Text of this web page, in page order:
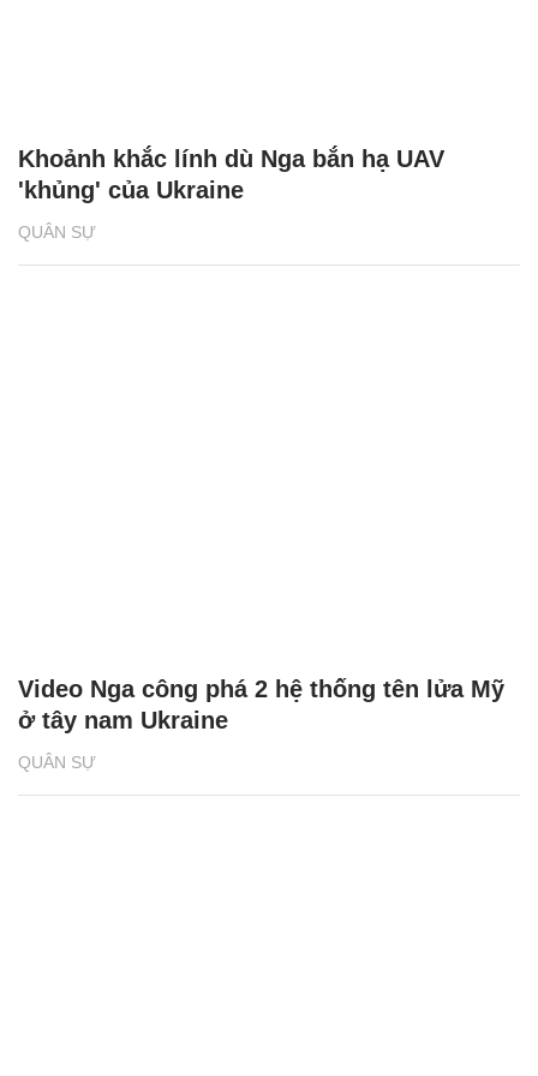
QUÂN SỰ
Khoảnh khắc lính dù Nga bắn hạ UAV
'khủng' của Ukraine
QUÂN SỰ
Video Nga công phá 2 hệ thống tên lửa Mỹ
ở tây nam Ukraine